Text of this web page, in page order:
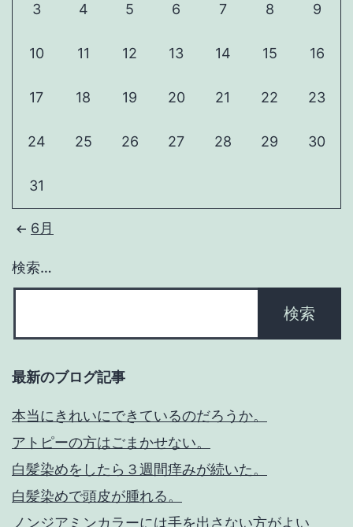
3 4 5 6 7 8 9
10 11 12 13 14 15 16
17 18 19 20 21 22 23
24 25 26 27 28 29 30
31
6月
検索…
最新のブログ記事
本当にきれいにできているのだろうか。
アトピーの方はごまかせない。
白髪染めをしたら３週間痒みが続いた。
白髪染めで頭皮が腫れる。
ノンジアミンカラーには手を出さない方がよい